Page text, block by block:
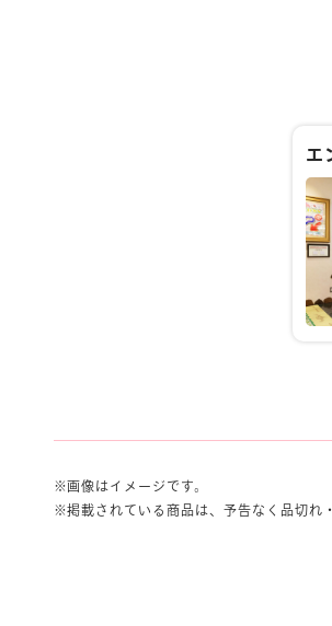
エ
画像はイメージです。
掲載されている商品は、予告なく品切れ